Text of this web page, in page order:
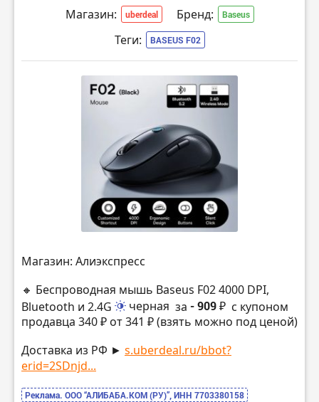
Магазин: uberdeal Бренд: Baseus
Теги: BASEUS F02
Магазин: Алиэкспресс
🔸 Беспроводная мышь Baseus F02 4000 DPI,
Bluetooth и 2.4G
черная за - 909 ₽ с купоном
продавца 340 ₽ от 341 ₽ (взять можно под ценой)
Доставка из РФ ► s.uberdeal.ru/bbot?
erid=2SDnjd...
Реклама. ООО “АЛИБАБА.КОМ (РУ)”, ИНН 7703380158